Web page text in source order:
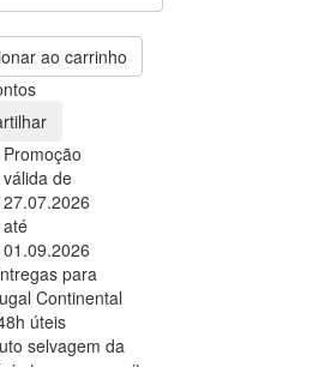
ao carrinho
Promoção
válida de
27.07.2026
até
01.09.2026
para
Continental
úteis
selvagem da